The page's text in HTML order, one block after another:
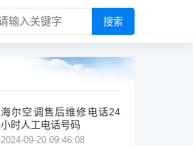
搜索
海尔空调售后维修电话24
小时人工电话号码
2024-09-20 09:46:08